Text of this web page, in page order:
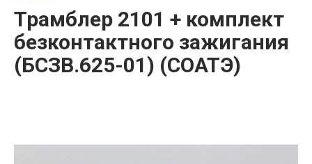
Трамблер 2101 + комплект
безконтактного зажигания
(БСЗВ.625-01) (СОАТЭ)